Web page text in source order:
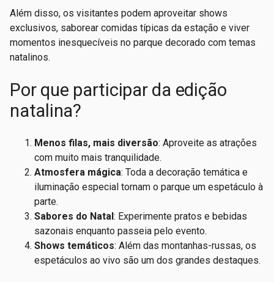
Além disso, os visitantes podem aproveitar shows
exclusivos, saborear comidas típicas da estação e viver
momentos inesquecíveis no parque decorado com temas
natalinos.
Por que participar da edição
natalina?
Menos filas, mais diversão: Aproveite as atrações
com muito mais tranquilidade.
Atmosfera mágica: Toda a decoração temática e
iluminação especial tornam o parque um espetáculo à
parte.
Sabores do Natal: Experimente pratos e bebidas
sazonais enquanto passeia pelo evento.
Shows temáticos: Além das montanhas-russas, os
espetáculos ao vivo são um dos grandes destaques.